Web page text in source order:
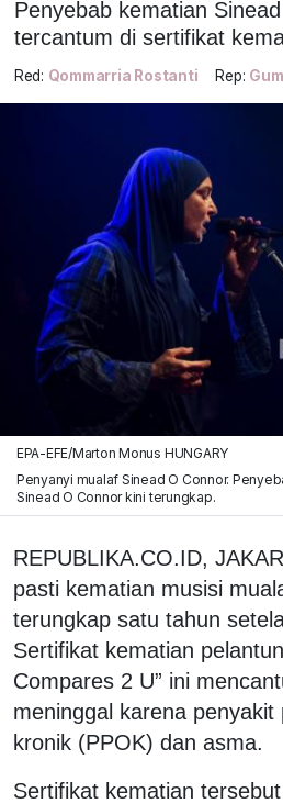
Penyebab kematian Sinead
tercantum di sertifikat
Red: Qommarria Rostanti Rep:
EPA-EFE/Marton Monus HUNGARY
Penyanyi mualaf Sinead O Connor.
Sinead O Connor kini terungkap.
REPUBLIKA.CO.ID,
pasti kematian musisi
terungkap satu tahun
Sertifikat kematian
Compares 2 U” ini
meninggal karena
kronik (PPOK) dan asma.
Sertifikat kematian